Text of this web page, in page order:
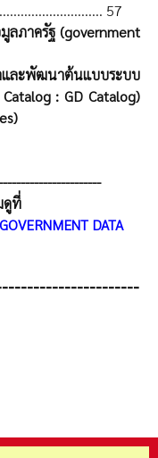
57
ลภาครัฐ (government
และพัฒนาต้นแบบระบบ
: GD Catalog)
ดูที่
DATA
ะแนวทางที่เกี่ยวข้องบัญชีข้อมูล
บัญชีข้อมูลภาครัฐ ที่มาและควา